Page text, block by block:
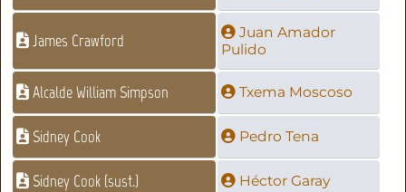
James Crawford
Juan Amador
Pulido
Alcalde William Simpson Txema Moscoso
Sidney Cook Pedro Tena
Sidney Cook (sust.) Héctor Garay